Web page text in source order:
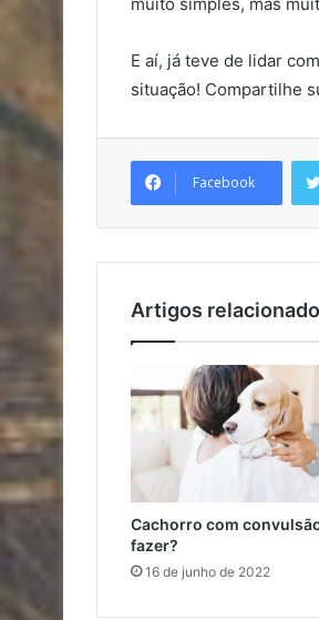
E aí, já teve de lidar
situação! Compartilhe
Facebook
Artigos
Cachorro com
fazer?
16 de junho de 2022